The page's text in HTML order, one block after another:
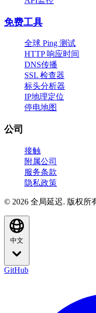
免费工具
全球 Ping 测试
HTTP 响应时间
DNS传播
SSL 检查器
标头分析器
IP地理定位
停电地图
公司
接触
附属公司
服务条款
隐私政策
© 2026 全局延迟. 版权所
中文
GitHub